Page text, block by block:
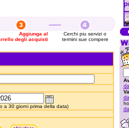
Aggiunga al
degli acquisti
Cerchi piu servizi o
termini sue compere
a 30 giorni prima della data)